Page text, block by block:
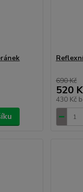
690 Kč
520
430 Kč